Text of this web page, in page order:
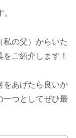
。
私の父）からいた
ご紹介します！
をあげたら良いか
一つとしてぜひ最